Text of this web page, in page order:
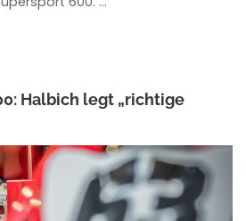
Halbich legt „richtige